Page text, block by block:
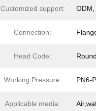
Customized support: ODM,
Connection:
Head Code: Round
Working Pressure: PN6-
Applicable media: